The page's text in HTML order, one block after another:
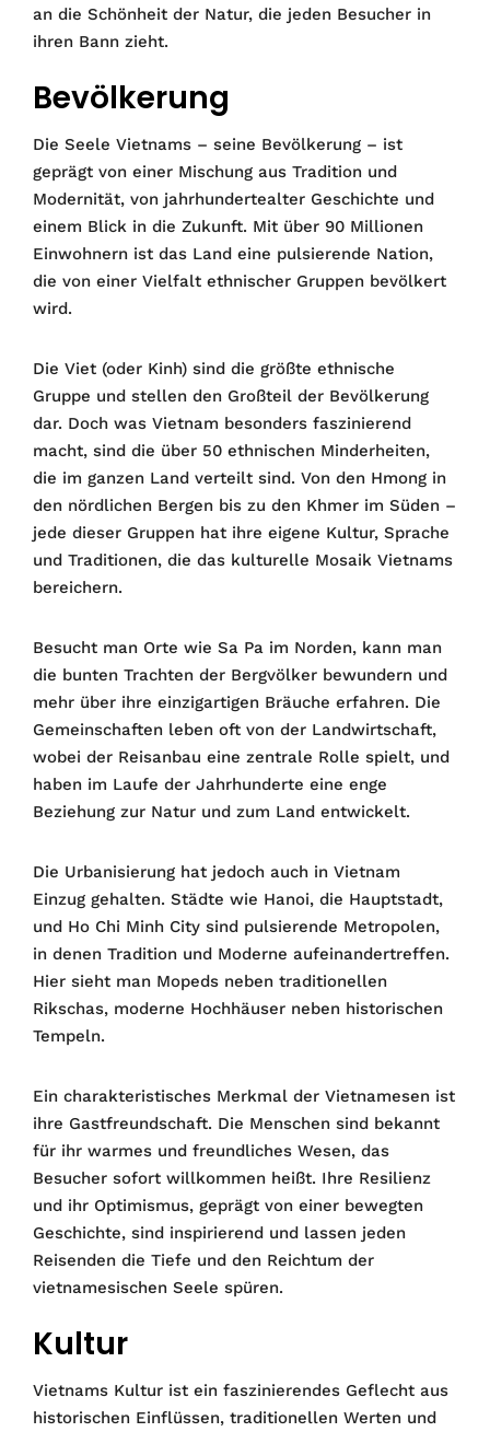
an die Schönheit der Natur, die jeden Besucher in
ihren Bann zieht.
Bevölkerung
Die Seele Vietnams – seine Bevölkerung – ist
geprägt von einer Mischung aus Tradition und
Modernität, von jahrhundertealter Geschichte und
einem Blick in die Zukunft. Mit über 90 Millionen
Einwohnern ist das Land eine pulsierende Nation,
die von einer Vielfalt ethnischer Gruppen bevölkert
wird.
Die Viet (oder Kinh) sind die größte ethnische
Gruppe und stellen den Großteil der Bevölkerung
dar. Doch was Vietnam besonders faszinierend
macht, sind die über 50 ethnischen Minderheiten,
die im ganzen Land verteilt sind. Von den Hmong in
den nördlichen Bergen bis zu den Khmer im Süden –
jede dieser Gruppen hat ihre eigene Kultur, Sprache
und Traditionen, die das kulturelle Mosaik Vietnams
bereichern.
Besucht man Orte wie Sa Pa im Norden, kann man
die bunten Trachten der Bergvölker bewundern und
mehr über ihre einzigartigen Bräuche erfahren. Die
Gemeinschaften leben oft von der Landwirtschaft,
wobei der Reisanbau eine zentrale Rolle spielt, und
haben im Laufe der Jahrhunderte eine enge
Beziehung zur Natur und zum Land entwickelt.
Die Urbanisierung hat jedoch auch in Vietnam
Einzug gehalten. Städte wie Hanoi, die Hauptstadt,
und Ho Chi Minh City sind pulsierende Metropolen,
in denen Tradition und Moderne aufeinandertreffen.
Hier sieht man Mopeds neben traditionellen
Rikschas, moderne Hochhäuser neben historischen
Tempeln.
Ein charakteristisches Merkmal der Vietnamesen ist
ihre Gastfreundschaft. Die Menschen sind bekannt
für ihr warmes und freundliches Wesen, das
Besucher sofort willkommen heißt. Ihre Resilienz
und ihr Optimismus, geprägt von einer bewegten
Geschichte, sind inspirierend und lassen jeden
Reisenden die Tiefe und den Reichtum der
vietnamesischen Seele spüren.
Kultur
Vietnams Kultur ist ein faszinierendes Geflecht aus
historischen Einflüssen, traditionellen Werten und